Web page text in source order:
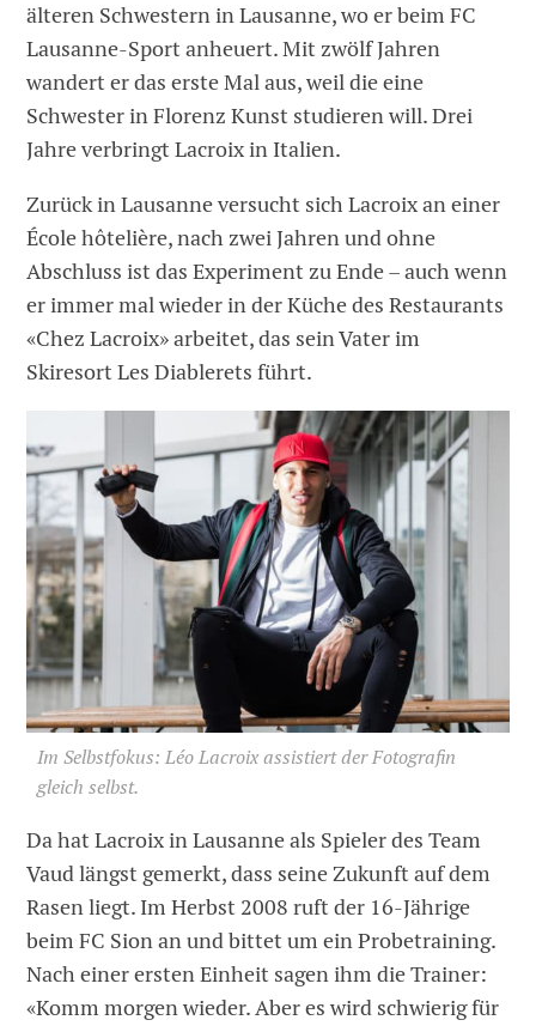
älteren Schwestern in Lausanne, wo er beim FC
Lausanne-Sport anheuert. Mit zwölf Jahren
wandert er das erste Mal aus, weil die eine
Schwester in Florenz Kunst studieren will. Drei
Jahre verbringt Lacroix in Italien.
Zurück in Lausanne versucht sich Lacroix an einer
École hôtelière, nach zwei Jahren und ohne
Abschluss ist das Experiment zu Ende – auch wenn
er immer mal wieder in der Küche des Restaurants
«Chez Lacroix» arbeitet, das sein Vater im
Skiresort Les Diablerets führt.
Im Selbstfokus: Léo Lacroix assistiert der Fotografin
gleich selbst.
Da hat Lacroix in Lausanne als Spieler des Team
Vaud längst gemerkt, dass seine Zukunft auf dem
Rasen liegt. Im Herbst 2008 ruft der 16-Jährige
beim FC Sion an und bittet um ein Probetraining.
Nach einer ersten Einheit sagen ihm die Trainer:
«Komm morgen wieder. Aber es wird schwierig für